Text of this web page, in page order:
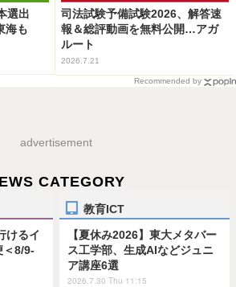
選出
海も
司法試験予備試験2026、解答速
報＆総評動画を無料公開…アガ
ルート
2026.7.21
Recommended by
advertisement
CATEGORY
けるイ
＜8/9-
教育ICT
【夏休み2026】東大メタバー
ス工学部、生成AIなどジュニ
ア講座6選
2026.7.30 Thu 11:15